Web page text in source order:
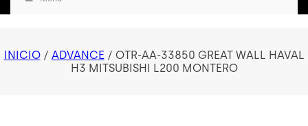
INICIO/ ADVANCE/ OTR-AA-33850 GREAT WALL HAVAL
H3 MITSUBISHI L200 MONTERO